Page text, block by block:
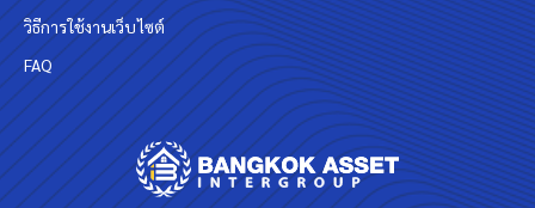
วิธีการใช้งานเว็บไซต์
FAQ